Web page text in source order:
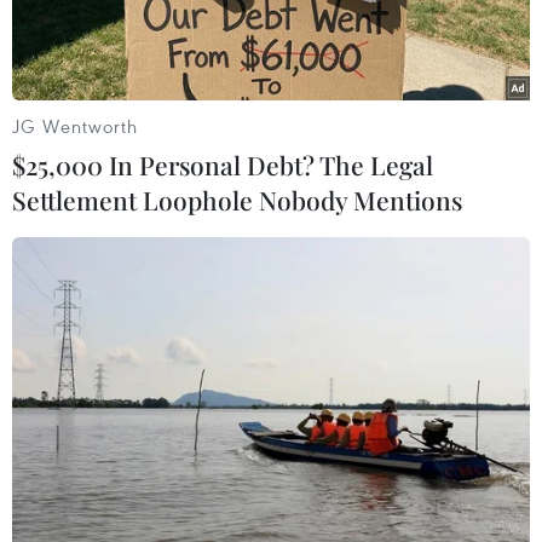
Các loại nước hoa giả bị phát hiện. (Ảnh: Cơ quan công an
Tối 21/6, Công an Thành phố Hồ Chí Minh cho
biết vừa triệt phá đường dây sản xuất, buôn bán
nước hoa giả với số lượng đặc biệt lớn, đã thu
giữ hơn 10.000 chai nước hoa giả các loại với trị
giá ước tính tương đương hàng thật hơn 10 tỷ
JG Wentworth
$25,000 In Personal Debt? The Legal
Settlement Loophole Nobody Mentions